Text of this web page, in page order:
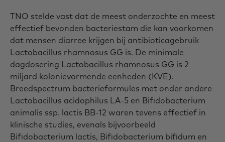
TNO stelde vast dat de meest onderzochte en meest
effectief bevonden bacteriestam die kan voorkomen
dat mensen diarree krijgen bij antibioticagebruik
Lactobacillus rhamnosus GG is. De minimale
dagdosering Lactobacillus rhamnosus GG is 2
miljard kolonievormende eenheden (KVE).
Breedspectrum bacterieformules met onder andere
Lactobacillus acidophilus LA-5 en Bifidobacterium
animalis ssp. lactis BB-12 waren tevens effectief in
klinische studies, evenals bijvoorbeeld
Bifidobacterium lactis, Bifidobacterium bifidum en